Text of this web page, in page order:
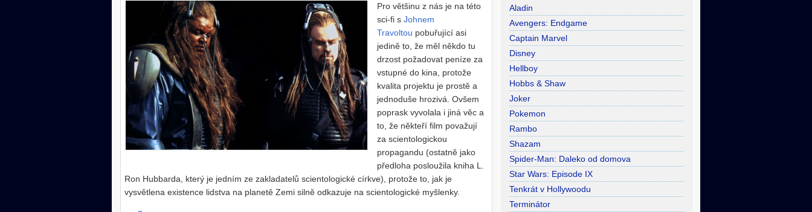
Pro většinu z nás je na této
sci-fi sJohnem
Travoltou pobuřující asi
jedině to, že měl někdo tu
drzost požadovat peníze za
vstupné do kina, protože
kvalita projektu je prostě a
jednoduše hrozivá. Ovšem
poprask vyvolala i jiná věc a
to, že někteří film považují
za scientologickou
propagandu (ostatně jako
předloha posloužila kniha L.
Ron Hubbarda, který je jedním ze zakladatelů scientologické církve), protože to, jak je
vysvětlena existence lidstva na planetě Zemi silně odkazuje na scientologické myšlenky.
Aladin
Avengers: Endgame
Captain Marvel
Disney
Hellboy
Hobbs & Shaw
Joker
Pokemon
Rambo
Shazam
Spider-Man: Daleko od domova
Star Wars: Episode IX
Tenkrát v Hollywoodu
Terminátor